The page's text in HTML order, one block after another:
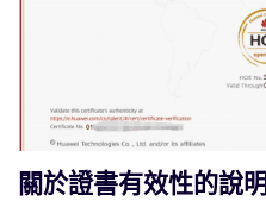
關於證書有效性的說明